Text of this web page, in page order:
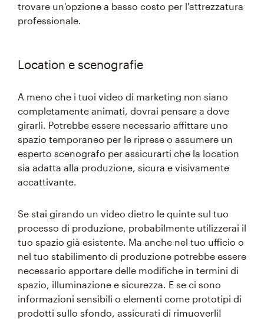
trovare un'opzione a basso costo per l'attrezzatura
professionale.
Location e scenografie
A meno che i tuoi video di marketing non siano
completamente animati, dovrai pensare a dove
girarli. Potrebbe essere necessario affittare uno
spazio temporaneo per le riprese o assumere un
esperto scenografo per assicurarti che la location
sia adatta alla produzione, sicura e visivamente
accattivante.
Se stai girando un video dietro le quinte sul tuo
processo di produzione, probabilmente utilizzerai il
tuo spazio già esistente. Ma anche nel tuo ufficio o
nel tuo stabilimento di produzione potrebbe essere
necessario apportare delle modifiche in termini di
spazio, illuminazione e sicurezza. E se ci sono
informazioni sensibili o elementi come prototipi di
prodotti sullo sfondo, assicurati di rimuoverli!